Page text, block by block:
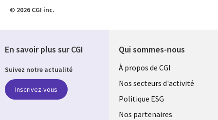
© 2026 CGI inc.
Qui sommes-nous
Useful
links
FRANCE
À propos de CGI
Nos secteurs d'activité
Politique ESG
Nos partenaires
En savoir plus sur CGI
Suivez notre actualité
Inscrivez-vous